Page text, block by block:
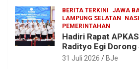
BERITA TERKINI
JAWA
LAMPUNG SELATAN
PEMERINTAHAN
Hadiri Rapat
Radityo Egi
Daerah untuk
31 Juli 2026 BJe